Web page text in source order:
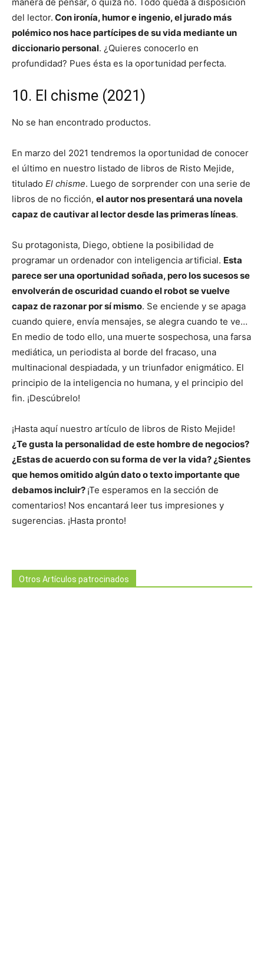
del lector. Con ironía, humor e ingenio, el jurado más
polémico nos hace partícipes de su vida mediante un
diccionario personal. ¿Quieres conocerlo en
profundidad? Pues ésta es la oportunidad perfecta.
10. El chisme (2021)
No se han encontrado productos.
En marzo del 2021 tendremos la oportunidad de conocer
el último en nuestro listado de libros de Risto Mejide,
titulado El chisme. Luego de sorprender con una serie de
libros de no ficción, el autor nos presentará una novela
capaz de cautivar al lector desde las primeras líneas.
Su protagonista, Diego, obtiene la posibilidad de
programar un ordenador con inteligencia artificial. Esta
parece ser una oportunidad soñada, pero los sucesos se
envolverán de oscuridad cuando el robot se vuelve
capaz de razonar por sí mismo. Se enciende y se apaga
cuando quiere, envía mensajes, se alegra cuando te ve…
En medio de todo ello, una muerte sospechosa, una farsa
mediática, un periodista al borde del fracaso, una
multinacional despiadada, y un triunfador enigmático. El
principio de la inteligencia no humana, y el principio del
fin. ¡Descúbrelo!
¡Hasta aquí nuestro artículo de libros de Risto Mejide!
¿Te gusta la personalidad de este hombre de negocios?
¿Estas de acuerdo con su forma de ver la vida? ¿Sientes
que hemos omitido algún dato o texto importante que
debamos incluir? ¡Te esperamos en la sección de
comentarios! Nos encantará leer tus impresiones y
sugerencias. ¡Hasta pronto!
Otros Artículos patrocinados